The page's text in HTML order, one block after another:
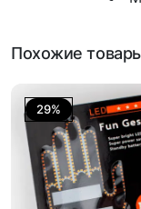
Похожие
29%